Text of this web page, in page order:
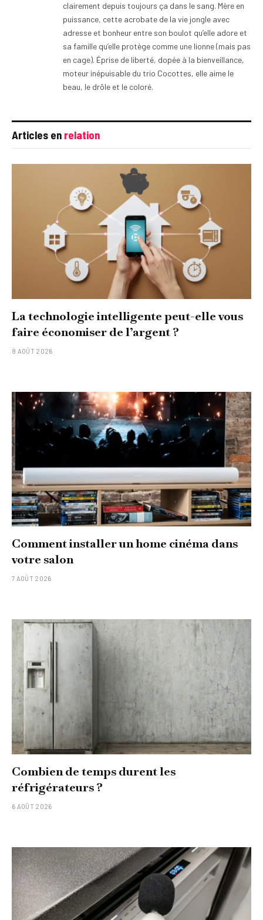
clairement depuis toujours ça dans le sang. Mère en
puissance, cette acrobate de la vie jongle avec
adresse et bonheur entre son boulot qu’elle adore et
sa famille qu’elle protège comme une lionne (mais pas
en cage). Éprise de liberté, dopée à la bienveillance,
moteur inépuisable du trio Cocottes, elle aime le
beau, le drôle et le coloré.
Articles en relation
La technologie intelligente peut-elle vous
faire économiser de l’argent ?
8 AOÛT 2026
Comment installer un home cinéma dans
votre salon
7 AOÛT 2026
Combien de temps durent les
réfrigérateurs ?
6 AOÛT 2026